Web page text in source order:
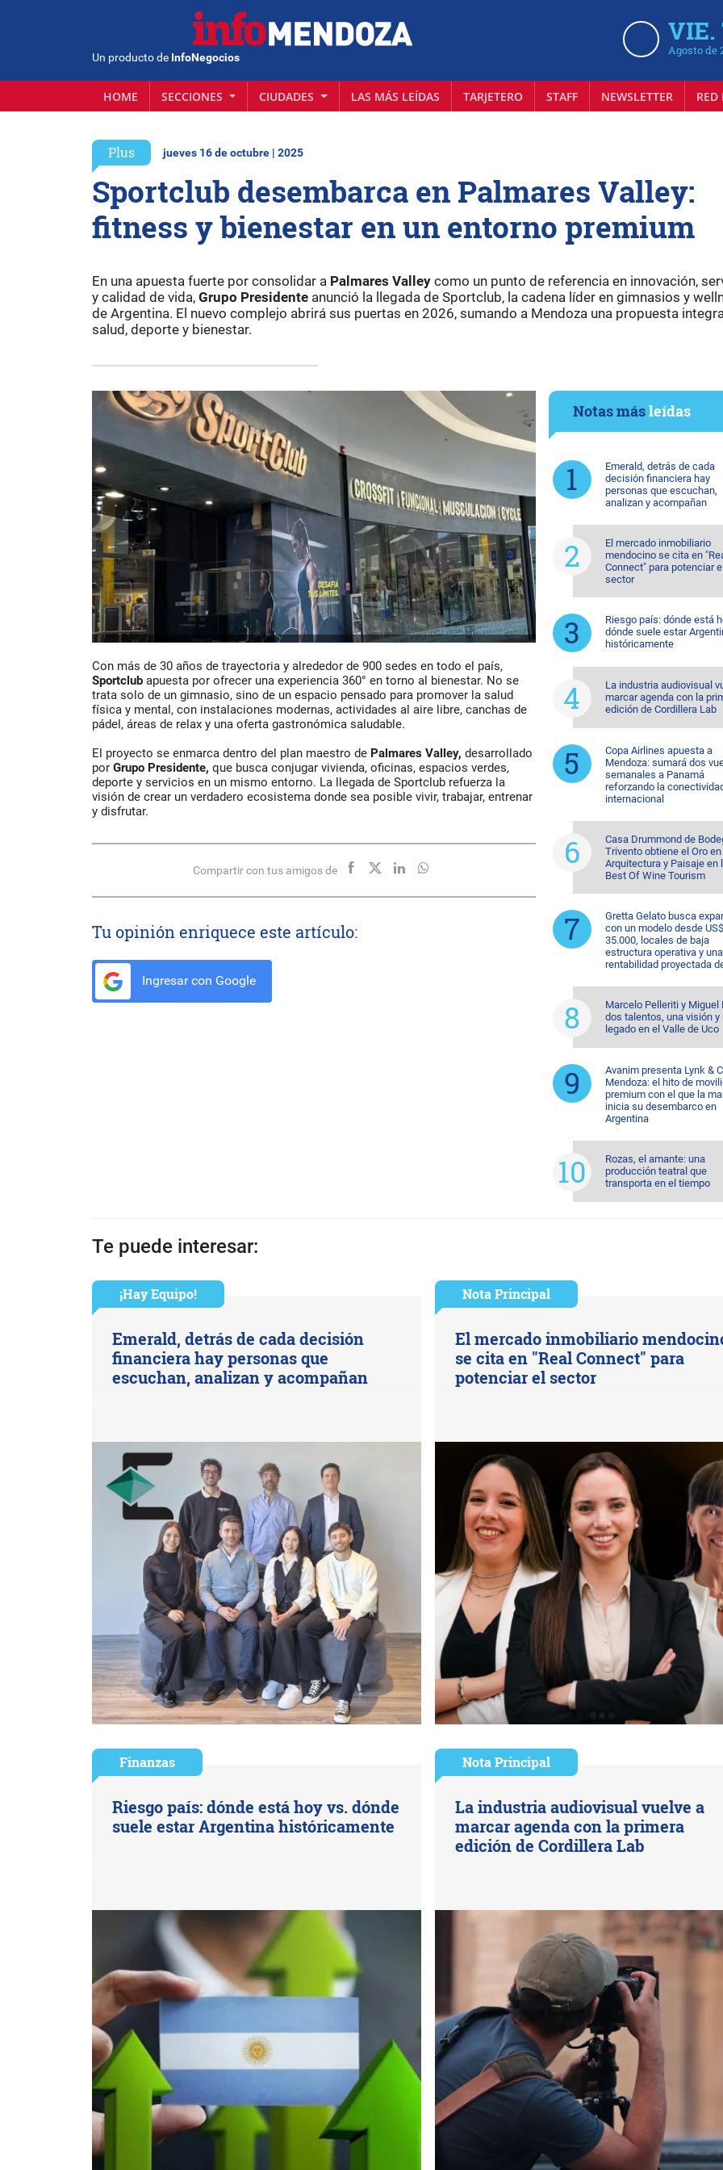
Un producto de InfoNegocios
VIE.
Agosto de
HOME SECCIONES CIUDADES LAS MÁS LEÍDAS TARJETERO STAFF NEWSLETTER RED
Plus jueves 16 de octubre | 2025
Sportclub desembarca en Palmares Valley:
fitness y bienestar en un entorno premium
En una apuesta fuerte por consolidar a Palmares Valley como un punto de referencia en innovación,
y calidad de vida, Grupo Presidente anunció la llegada de Sportclub, la cadena líder en gimnasios y
de Argentina. El nuevo complejo abrirá sus puertas en 2026, sumando a Mendoza una propuesta
salud, deporte y bienestar.
Con más de 30 años de trayectoria y alrededor de 900 sedes en todo el país,
Sportclub apuesta por ofrecer una experiencia 360° en torno al bienestar. No se
trata solo de un gimnasio, sino de un espacio pensado para promover la salud
física y mental, con instalaciones modernas, actividades al aire libre, canchas de
pádel, áreas de relax y una oferta gastronómica saludable.
El proyecto se enmarca dentro del plan maestro de Palmares Valley, desarrollado
por Grupo Presidente, que busca conjugar vivienda, oficinas, espacios verdes,
deporte y servicios en un mismo entorno. La llegada de Sportclub refuerza la
visión de crear un verdadero ecosistema donde sea posible vivir, trabajar, entrenar
y disfrutar.
Compartir con tus amigos de
Tu opinión enriquece este artículo:
Ingresar con Google
Notas másleídas
Emerald, detrás de cada
decisión financiera hay
personas que escuchan,
analizan y acompañan
El mercado inmobiliario
mendocino se cita en
Connect" para potenciar el
sector
Riesgo país: dónde está
dónde suele estar
históricamente
La industria audiovisual
marcar agenda con la
edición de Cordillera Lab
Copa Airlines apuesta a
Mendoza: sumará dos
semanales a Panamá
reforzando la
internacional
Casa Drummond de
Trivento obtiene el Oro en
Arquitectura y Paisaje en
Best Of Wine Tourism
Gretta Gelato busca
con un modelo desde US$
35.000, locales de baja
estructura operativa y una
rentabilidad proyectada
Marcelo Pelleriti y Miguel
dos talentos, una visión y
legado en el Valle de Uco
Avanim presenta Lynk &
Mendoza: el hito de
premium con el que la
inicia su desembarco en
Argentina
Rozas, el amante: una
producción teatral que
transporta en el tiempo
Te puede interesar:
¡Hay Equipo!
Emerald, detrás de cada decisión
financiera hay personas que
escuchan, analizan y acompañan
Nota Principal
El mercado inmobiliario
se cita en "Real Connect" para
potenciar el sector
Finanzas
Riesgo país: dónde está hoy vs. dónde
suele estar Argentina históricamente
Nota Principal
La industria audiovisual vuelve a
marcar agenda con la primera
edición de Cordillera Lab